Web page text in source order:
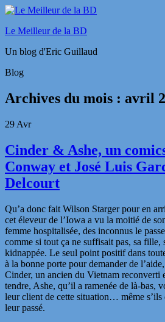
Le Meilleur de la BD
Un blog d'Eric Guillaud
Blog
Archives du mois : avril
29 Avr
Cinder & Ashe, un
Conway et José Luis
Delcourt
Qu’a donc fait Wilson Starger pour en
cet éleveur de l’Iowa a vu la moitié de
femme hospitalisée, des inconnus le
comme si tout ça ne suffisait pas, sa fille,
kidnappée. Le seul point positif dans
à la bonne porte pour demander de
Cinder, un ancien du Vietnam reconverti
tendre, Ashe, qu’il a ramenée de là-bas,
leur client de cette situation… même s’ils
leur passé.